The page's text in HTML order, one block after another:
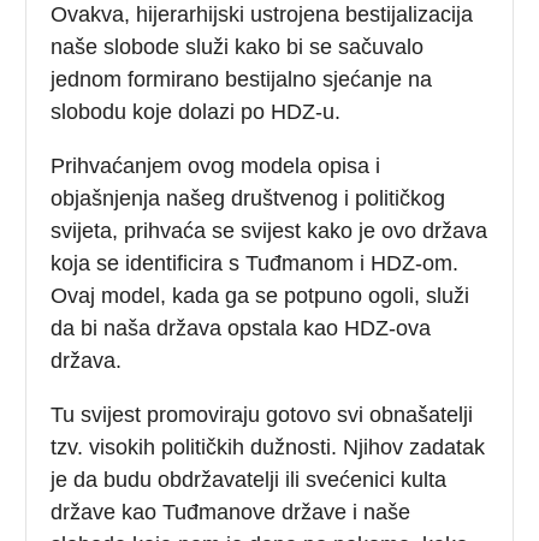
Ovakva, hijerarhijski ustrojena bestijalizacija
naše slobode služi kako bi se sačuvalo
jednom formirano bestijalno sjećanje na
slobodu koje dolazi po HDZ-u.
Prihvaćanjem ovog modela opisa i
objašnjenja našeg društvenog i političkog
svijeta, prihvaća se svijest kako je ovo država
koja se identificira s Tuđmanom i HDZ-om.
Ovaj model, kada ga se potpuno ogoli, služi
da bi naša država opstala kao HDZ-ova
država.
Tu svijest promoviraju gotovo svi obnašatelji
tzv. visokih političkih dužnosti. Njihov zadatak
je da budu obdržavatelji ili svećenici kulta
države kao Tuđmanove države i naše